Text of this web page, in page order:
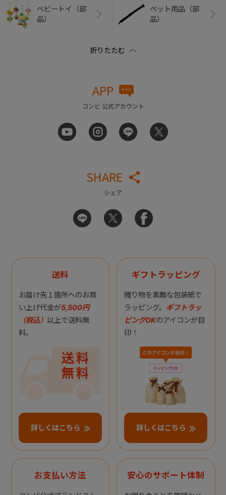
ベビートイ（部
品）
ペット用品（部
品）
APP
コンビ 公式アカウント
SHARE
シェア
送料
お届け先１箇所へのお買
い上げ代金が5,500円
（税込） 以上で送料無
料。
詳しくはこちら
ギフトラッピング
贈り物を素敵な包装紙で
ラッピング。 ギフトラッ
ピングOKのアイコンが目
印！
詳しくはこちら
お支払い方法 安心のサポート体制